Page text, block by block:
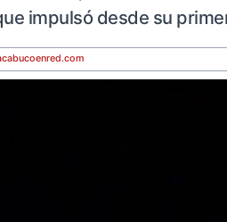
impulsó desde su
.com